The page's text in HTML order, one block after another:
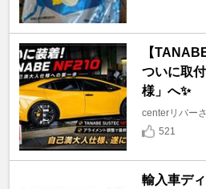
【
ついに取
様」へ✨
centerリバー
521
輸入車デ